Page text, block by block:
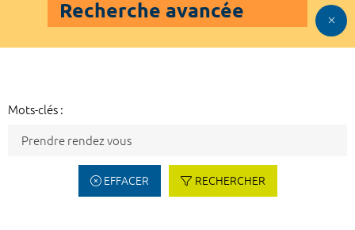
Recherche avancée
Mots-clés :
EFFACER RECHERCHER